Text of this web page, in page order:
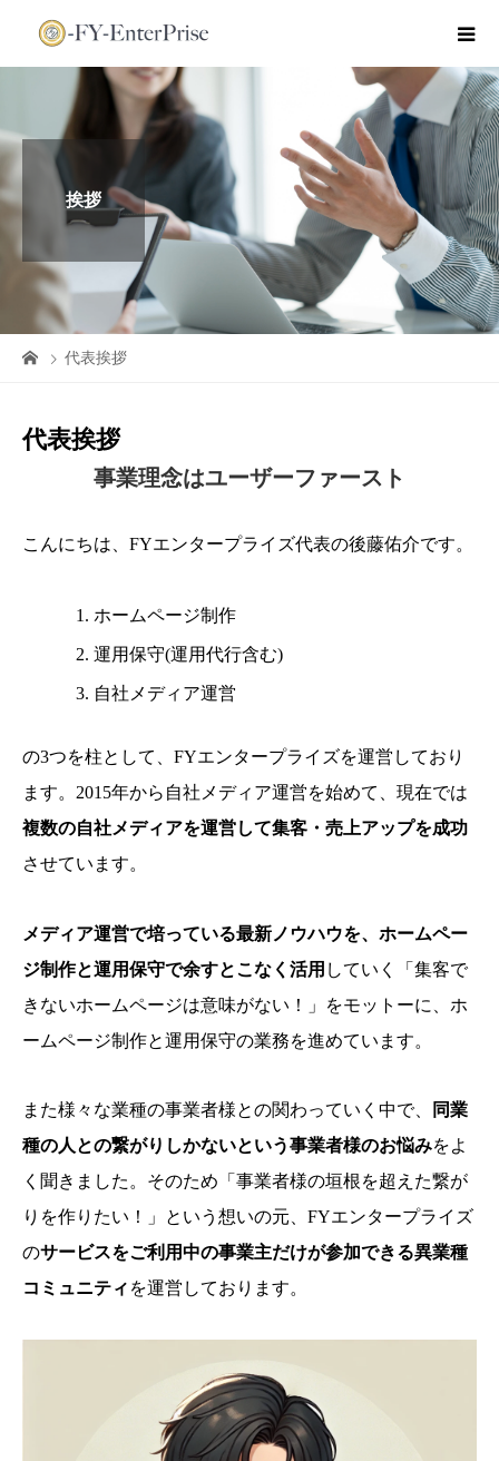
挨拶
代表挨拶
代表挨拶
事業理念はユーザーファースト
こんにちは、FYエンタープライズ代表の後藤佑介です。
ホームページ制作
運用保守(運用代行含む)
自社メディア運営
の3つを柱として、FYエンタープライズを運営しており
ます。2015年から自社メディア運営を始めて、現在では
複数の自社メディアを運営して集客・売上アップを成功
させています。
メディア運営で培っている最新ノウハウを、ホームペー
ジ制作と運用保守で余すとこなく活用 していく「集客で
きないホームページは意味がない！」をモットーに、ホ
ームページ制作と運用保守の業務を進めています。
また様々な業種の事業者様との関わっていく中で、
同業
種の人との繋がりしかないという事業者様のお悩みをよ
く聞きました。そのため「事業者様の垣根を超えた繋が
りを作りたい！」という想いの元、FYエンタープライズ
のサービスをご利用中の事業主だけが参加できる異業種
コミュニティ を運営しております。